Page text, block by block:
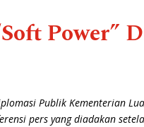
Power”
Publik Kementerian
pers yang diadakan